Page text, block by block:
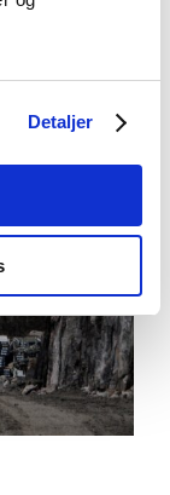
Detaljer
Se alle artikler